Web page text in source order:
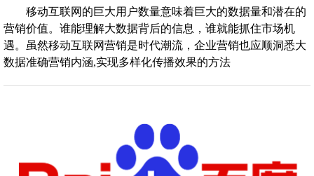
移动互联网的巨大用户数量意味着巨大的数据量和潜在的
营销价值。谁能理解大数据背后的信息，谁就能抓住市场机
遇。虽然移动互联网营销是时代潮流，企业营销也应顺洞悉大
数据准确营销内涵,实现多样化传播效果的方法